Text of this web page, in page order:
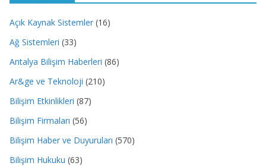
Açık Kaynak Sistemler (16)
Ağ Sistemleri (33)
Antalya Bilişim Haberleri (86)
Ar&ge ve Teknoloji (210)
Bilişim Etkinlikleri (87)
Bilişim Firmaları (56)
Bilişim Haber ve Duyuruları (570)
Bilişim Hukuku (63)